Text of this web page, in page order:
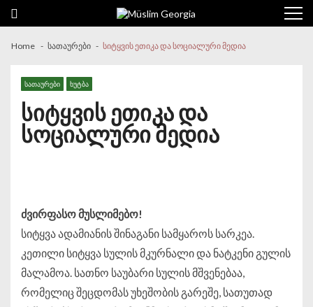
Home სათაურები სიტყვის ეთიკა და სოციალური მედია
ᲡᲐᲗᲐᲣᲠᲔᲑᲘ ᲮᲣᲢᲑᲐ
სიტყვის ეთიკა და
სოციალური მედია
ძვირფასომუსლიმებო!
სიტყვა ადამიანის შინაგანი სამყაროს სარკეა.
კეთილი სიტყვა სულის მკურნალი და ნატკენი გულის
მალამოა. სათნო საუბარი სულის მშვენებაა,
რომელიც შეცდომას უხეშობის გარეშე, სათუთად